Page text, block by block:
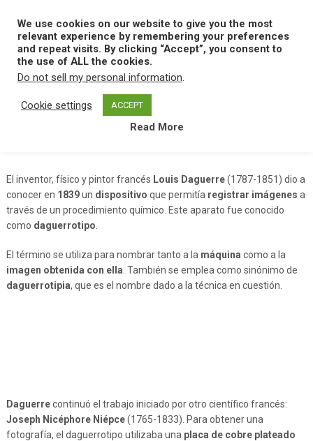
content
MENU
Home D Daguerrotipo
Daguerrotipo
El inventor, físico y pintor francés Louis Daguerre(1787-1851) dio a
conocer en 1839un dispositivo que permitía registrar imágenes a
través de un procedimiento químico. Este aparato fue conocido
como daguerrotipo
El término se utiliza para nombrar tanto a la máquina como a la
imagen obtenida con ella . También se emplea como sinónimo de
daguerrotipia, que es el nombre dado a la técnica en cuestión.
Daguerrecontinuó el trabajo iniciado por otro científico francés:
Joseph Nicéphore Niépce(1765-1833). Para obtener una
fotografía, el daguerrotipo utilizaba una placa de cobre plateado
We use cookies on our website to give you the most
relevant experience by remembering your preferences
and repeat visits. By clicking “Accept”, you consent to
the use of ALL the cookies.
Do not sell my personal information.
Cookie settings ACCEPT
Read More